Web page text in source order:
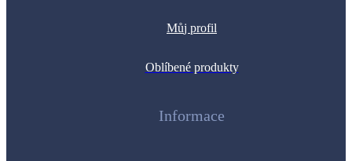
Můj profil
Oblíbené produkty
Informace